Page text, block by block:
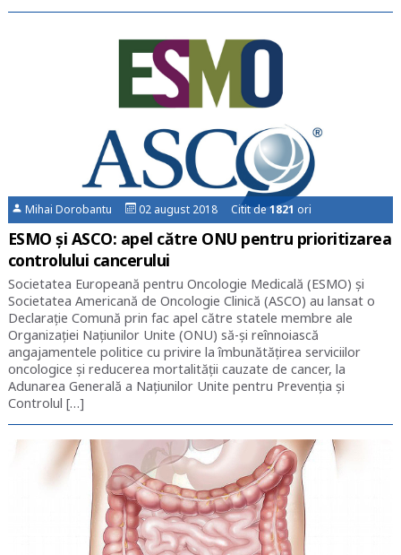
Mihai Dorobantu 02 august 2018 Citit de1821 ori
ESMO și ASCO: apel către ONU pentru prioritizarea
controlului cancerului
Societatea Europeană pentru Oncologie Medicală (ESMO) și
Societatea Americană de Oncologie Clinică (ASCO) au lansat o
Declarație Comună prin fac apel către statele membre ale
Organizației Națiunilor Unite (ONU) să-și reînnoiască
angajamentele politice cu privire la îmbunătățirea serviciilor
oncologice și reducerea mortalității cauzate de cancer, la
Adunarea Generală a Națiunilor Unite pentru Prevenția și
Controlul […]